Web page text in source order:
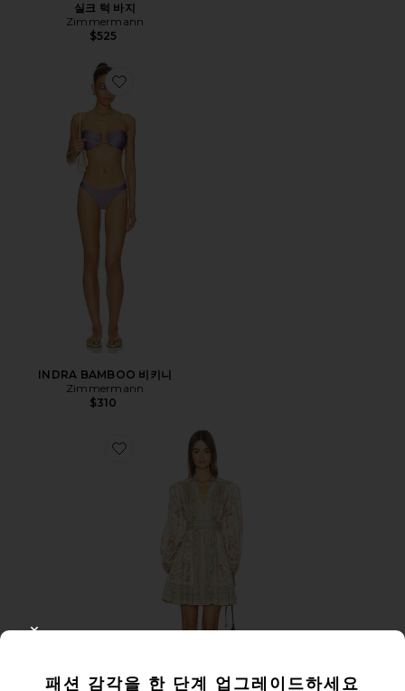
실크 턱 바지
Zimmermann
$525
Favorite INDRA BAMBOO 비키니
INDRA BAMBOO 비키니
Zimmermann
$310
Favorite ROSELIGHT 미니 원피스
패션 감각을 한 단계 업그레이드하세요